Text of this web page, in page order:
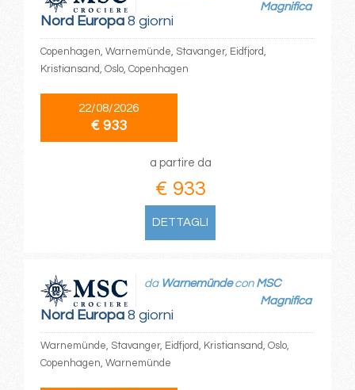
Nord Europa8 giorni
Magnifica
Copenhagen, Warnemünde, Stavanger, Eidfjord,
Kristiansand, Oslo, Copenhagen
22/08/2026
€ 933
a partire da
€ 933
DETTAGLI
Nord Europa8 giorni
da Warnemündecon MSC
Magnifica
Warnemünde, Stavanger, Eidfjord, Kristiansand, Oslo,
Copenhagen, Warnemünde